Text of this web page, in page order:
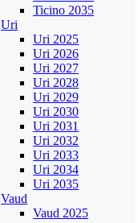
Ticino 2035
Uri
Uri 2025
Uri 2026
Uri 2027
Uri 2028
Uri 2029
Uri 2030
Uri 2031
Uri 2032
Uri 2033
Uri 2034
Uri 2035
Vaud
Vaud 2025